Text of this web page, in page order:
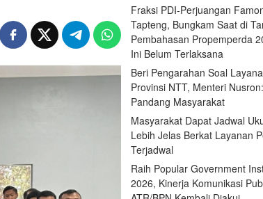
Fraksi PDI-Perjuangan
Tapteng, Bungkam Saat di
Pembahasan Propemperda
Ini Belum Terlaksana
Beri Pengarahan Soal
Provinsi NTT, Menteri
Pandang Masyarakat
Masyarakat Dapat Jadwal
Lebih Jelas Berkat Layanan
Terjadwal
Raih Popular Government
2026, Kinerja Komunikasi